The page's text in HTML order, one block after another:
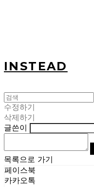
INSTEAD
수정하기
삭제하기
글쓴이
목록으로 가기
페이스북
카카오톡